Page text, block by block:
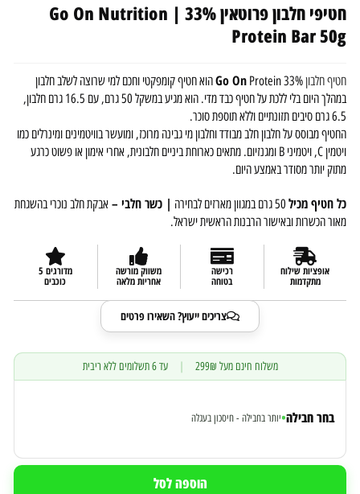
חטיפי חלבון פרוטאין 33% | Go On Nutrition
Protein Bar 50g
חטיף חלבון Go OnProtein 33% הוא חטיף קומפקטי וחכם למי שרוצה לשלב חלבון
במהלך היום בלי ללכת על חטיף כבד מדי. הוא מגיע במשקל 50 גרם, עם 16.5 גרם חלבון,
6.5 גרם סיבים תזונתיים וללא תוספת סוכר.
החטיף מבוסס על חלבון חלב מבודד וחלבון מי גבינה מרוכז, ומועשר בוויטמינים ומינרלים כמו
ויטמין C, ויטמיני B ומגנזיום. מתאים כארוחת ביניים חלבונית, אחרי אימון או פשוט כרגע
מתוק יותר מסודר באמצע היום.
כל חטיף מכיל | כשר חלבי – אבקת חלב נוכרי בהשגחת
מאור הכשרות ובאישור הרבנות הראשית ישראל.
אופציות שילוח
מתקדמות
רכישה
בטוחה
משווק מורשה
אחריות מלאה
מדורגים 5
כוכבים
צריכים ייעוץ? השאירו פרטים
משלוח חינם מעל 299₪ עד 6 תשלומים ללא ריבית
בחר חבילה•יותר בחבילה - חיסכון בעגלה
הוספה לסל